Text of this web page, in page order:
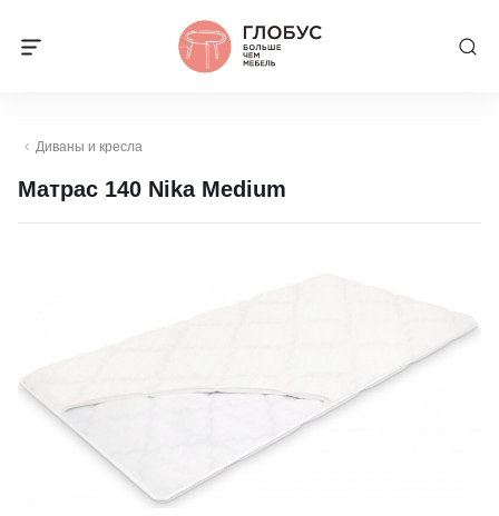
Диваны и кресла
Матрас 140 Nika Medium